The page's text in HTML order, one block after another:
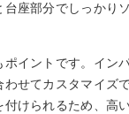
座部分でしっかり
ポイントです。イン
せてカスタマイズ
けられるため、高